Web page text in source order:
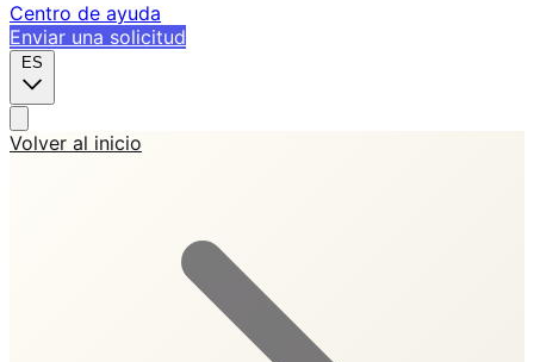
Centro de ayuda
Enviar una solicitud
ES
Volver al inicio